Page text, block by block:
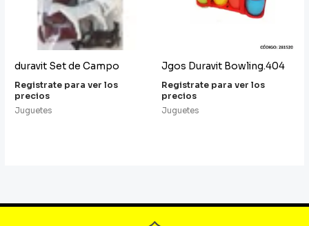
duravit Set de Campo
Registrate para ver los
precios
Juguetes
Jgos Duravit Bowling.404
Registrate para ver los
precios
Juguetes